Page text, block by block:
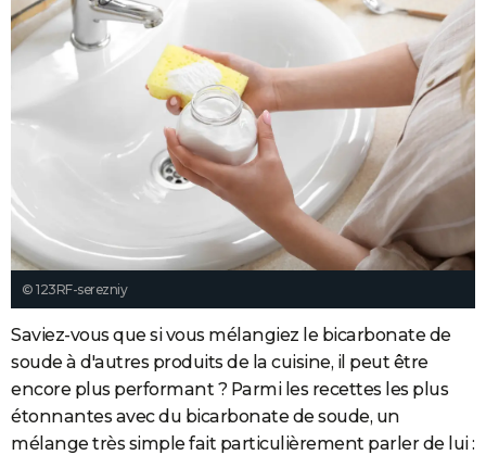
© 123RF-serezniy
Saviez-vous que si vous mélangiez le bicarbonate de
soude à d'autres produits de la cuisine, il peut être
encore plus performant ? Parmi les recettes les plus
étonnantes avec du bicarbonate de soude, un
mélange très simple fait particulièrement parler de lui :